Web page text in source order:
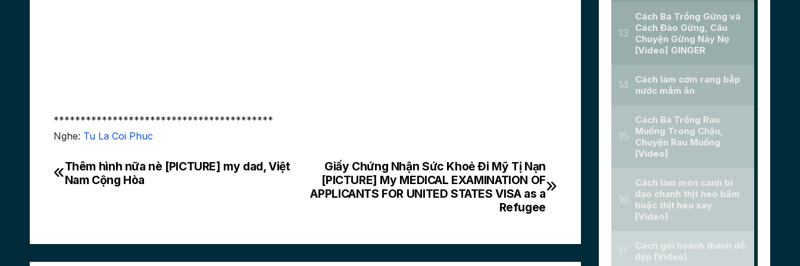
*****************************************
Nghe: Tu La Coi Phuc
Post
Giấy Chứng Nhận Sức Khoẻ Đi Mỹ Tị Nạn
[PICTURE] My MEDICAL EXAMINATION OF
APPLICANTS FOR UNITED STATES VISA as a
Refugee
Thêm hình nữa nè [PICTURE] my dad, Việt
Nam Cộng Hòa